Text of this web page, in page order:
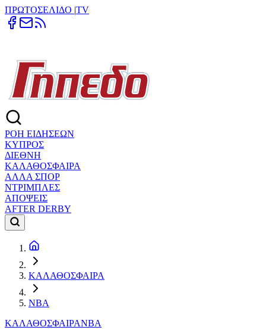
ΠΡΩΤΟΣΕΛΙΔΟ |TV
ΡΟΗ ΕΙΔΗΣΕΩΝ
ΚΥΠΡΟΣ
ΔΙΕΘΝΗ
ΚΑΛΑΘΟΣΦΑΙΡΑ
ΑΛΛΑ ΣΠΟΡ
ΝΤΡΙΜΠΛΕΣ
ΑΠΟΨΕΙΣ
AFTER DERBY
ΚΑΛΑΘΟΣΦΑΙΡΑ
NBA
ΚΑΛΑΘΟΣΦΑΙΡΑNBA